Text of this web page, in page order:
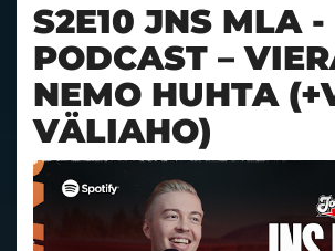
S2E10 JNS MLA -
PODCAST –
NEMO HUHTA
VÄLIAHO)